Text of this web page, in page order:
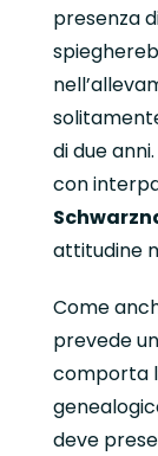
presenza
di due
con
attitudine
Come
prevede
comporta
deve